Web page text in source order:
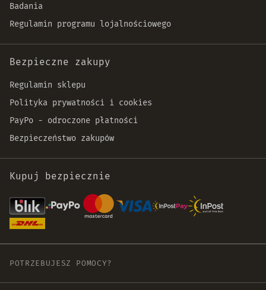
Badania
Regulamin programu lojalnościowego
Bezpieczne zakupy
Regulamin sklepu
Polityka prywatności i cookies
PayPo - odroczone płatności
Bezpieczeństwo zakupów
Kupuj bezpiecznie
POTRZEBUJESZ POMOCY?